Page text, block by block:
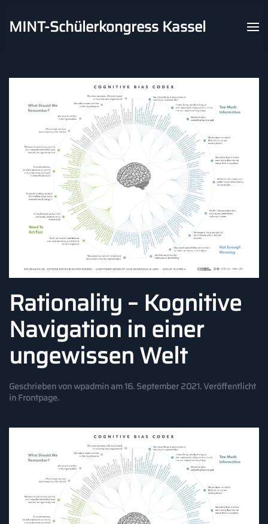
Skip to main content
MINT-Schülerkongress Kassel
Rationality – Kognitive
Navigation in einer
ungewissen Welt
Geschrieben vonwpadminam16. September 2021. Veröffentlicht
inFrontpage.